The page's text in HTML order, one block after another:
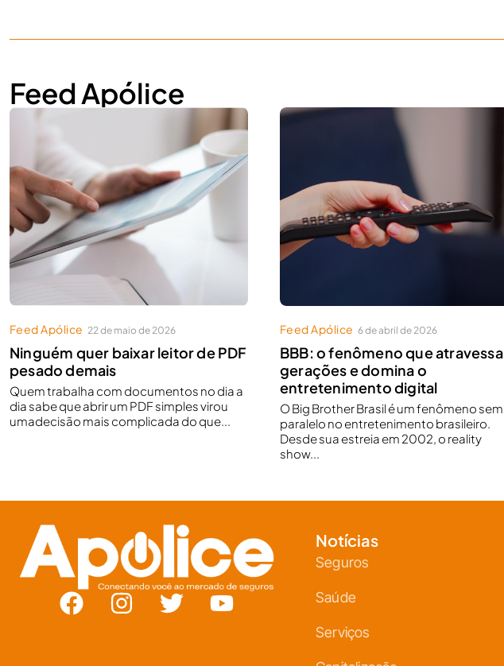
Feed Apólice
Feed Apólice 22 de maio de 2026
Ninguém quer baixar leitor de PDF
pesado demais
Quem trabalha com documentos no dia a
dia sabe que abrir um PDF simples virou
umadecisão mais complicada do que...
Feed Apólice 6 de abril de 2026
BBB: o fenômeno que atravessa
gerações e domina o
entretenimento digital
O Big Brother Brasil é um fenômeno sem
paralelo no entretenimento brasileiro.
Desde sua estreia em 2002, o reality
show...
Notícias
Seguros
Saúde
Serviços